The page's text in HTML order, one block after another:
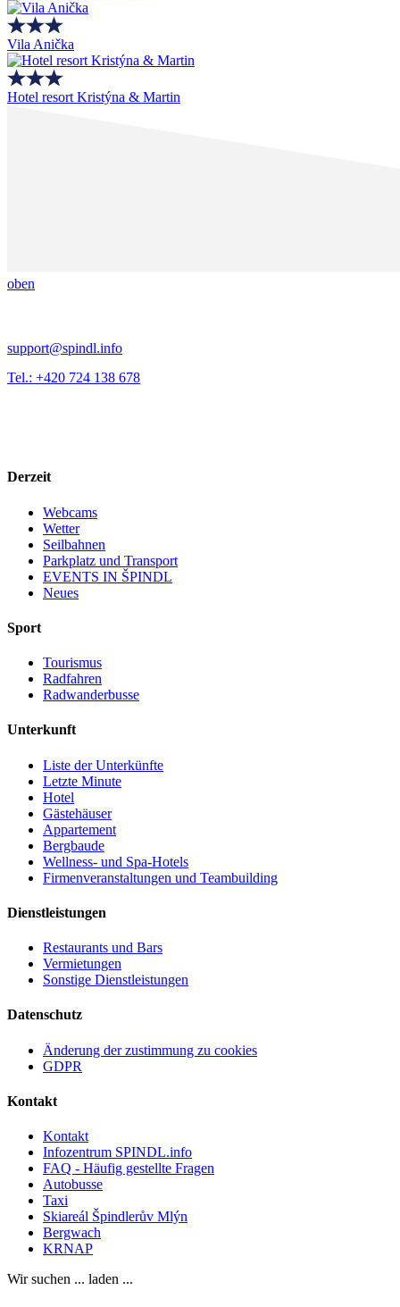
Vila Anička
Hotel resort Kristýna & Martin
oben
support@spindl.info
Tel.: +420 724 138 678
Derzeit
Webcams
Wetter
Seilbahnen
Parkplatz und Transport
EVENTS IN ŠPINDL
Neues
Sport
Tourismus
Radfahren
Radwanderbusse
Unterkunft
Liste der Unterkünfte
Letzte Minute
Hotel
Gästehäuser
Appartement
Bergbaude
Wellness- und Spa-Hotels
Firmenveranstaltungen und Teambuilding
Dienstleistungen
Restaurants und Bars
Vermietungen
Sonstige Dienstleistungen
Datenschutz
Änderung der zustimmung zu cookies
GDPR
Kontakt
Kontakt
Infozentrum SPINDL.info
FAQ - Häufig gestellte Fragen
Autobusse
Taxi
Skiareál Špindlerův Mlýn
Bergwach
KRNAP
Wir suchen ... laden ...